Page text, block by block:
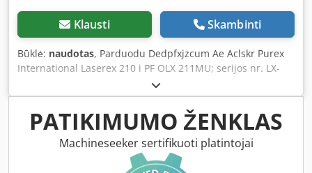
Klausti Skambinti
Būklė: naudotas, Parduodu Dedpfxjzcum Ae Aclskr Purex
International Laserex 210 i PF OLX 211MU; serijos nr. LX-
396; data 22/10/03; 230V; 50/60Hz; 450W Filtras, dalies nr.
113505 HEPA/cheminis filtras Matmenys su ratukais: 106 x
50 x 43 cm Kaina be PVM: 470 eurų derinama
PATIKIMUMO ŽENKLAS
Machineseeker sertifikuoti platintojai